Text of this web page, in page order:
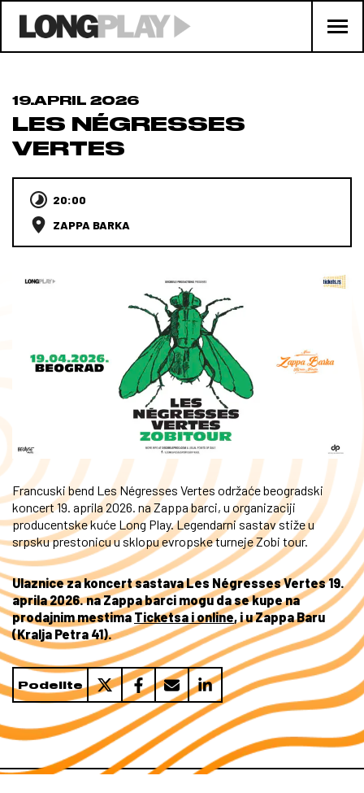
19.APRIL 2026
LES NÉGRESSES
VERTES
20:00
ZAPPA BARKA
Francuski bend Les Négresses Vertes održaće beogradski
koncert 19. aprila 2026. na Zappa barci, u organizaciji
producentske kuće Long Play. Legendarni sastav stiže u
srpsku prestonicu u sklopu evropske turneje Zobi tour.
Ulaznice za koncert sastava Les Négresses Vertes 19.
aprila 2026. na Zappa barci mogu da se kupe na
prodajnim mestimaTicketsa i online, i u Zappa Baru
(Kralja Petra 41).
Podelite